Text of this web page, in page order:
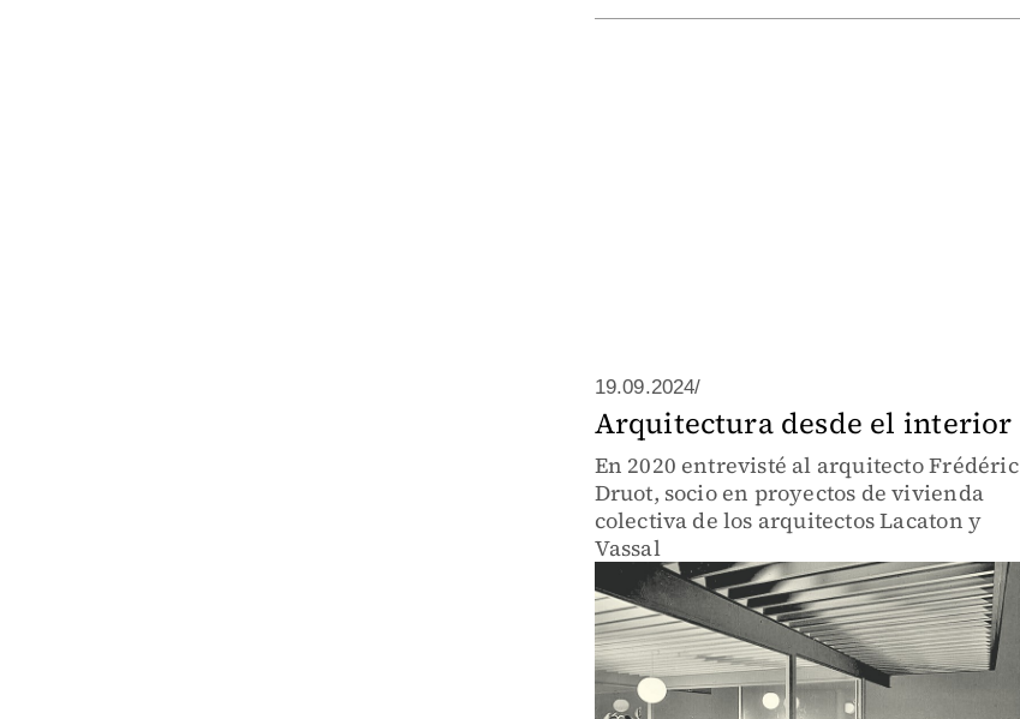
19.09.2024/
Arquitectura desde el interior
En 2020 entrevisté al arquitecto Frédéric
Druot, socio en proyectos de vivienda
colectiva de los arquitectos Lacaton y
Vassal